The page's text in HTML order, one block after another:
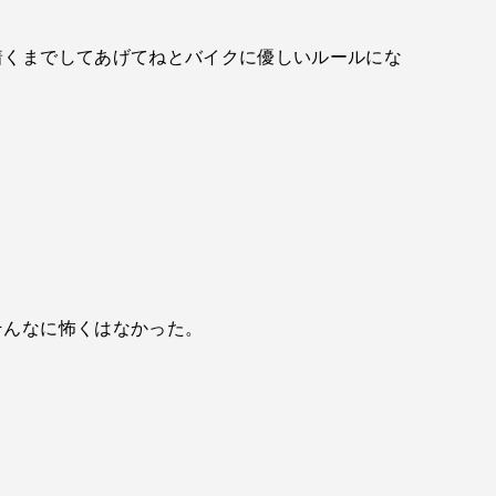
までしてあげてねとバイクに優しいルールにな
なに怖くはなかった。